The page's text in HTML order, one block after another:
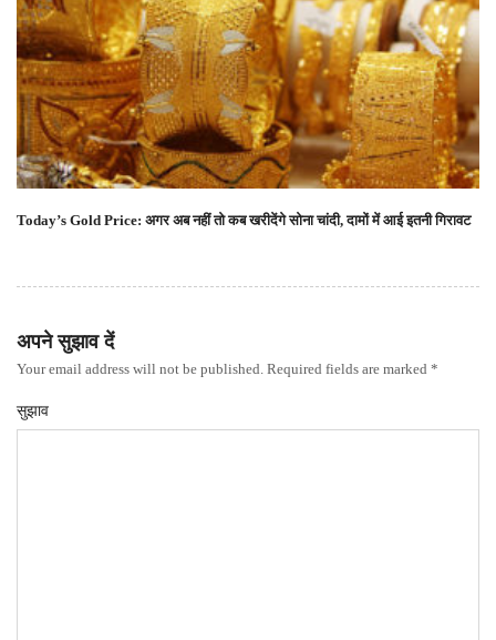
Today’s Gold Price: अगर अब नहीं तो कब खरीदेंगे सोना चांदी, दामों में आई इतनी गिरावट
अपने सुझाव दें
Your email address will not be published. Required fields are marked *
सुझाव